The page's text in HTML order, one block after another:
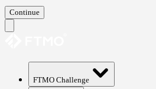
Continue
FTMO Challenge